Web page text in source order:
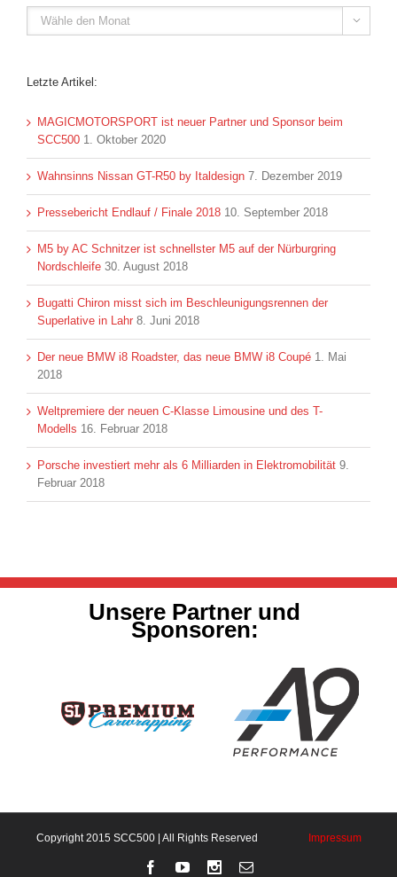

Letzte Artikel:
MAGICMOTORSPORT ist neuer Partner und Sponsor beim
SCC500 1. Oktober 2020
Wahnsinns Nissan GT-R50 by Italdesign 7. Dezember 2019
Pressebericht Endlauf / Finale 2018 10. September 2018
M5 by AC Schnitzer ist schnellster M5 auf der Nürburgring
Nordschleife 30. August 2018
Bugatti Chiron misst sich im Beschleunigungsrennen der
Superlative in Lahr 8. Juni 2018
Der neue BMW i8 Roadster, das neue BMW i8 Coupé 1. Mai
2018
Weltpremiere der neuen C-Klasse Limousine und des T-
Modells 16. Februar 2018
Porsche investiert mehr als 6 Milliarden in Elektromobilität 9.
Februar 2018
Unsere Partner und
Sponsoren:
Copyright 2015 SCC500 | All Rights Reserved Impressum